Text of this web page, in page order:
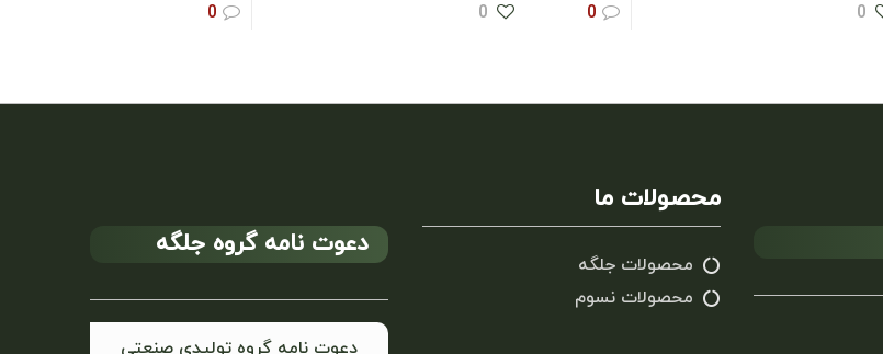
0
0
0
0
محصولات ما
محصولات جلگه
محصولات نسوم
دعوت نامه گروه جلگه
دعوت نامه گروه تولیدی صنعتی